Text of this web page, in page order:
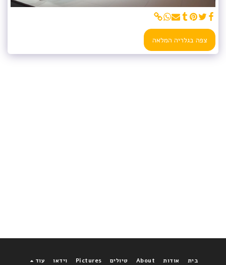
צפה בגלריה המלאה
בית אודות About טיולים Pictures וידאו עוד